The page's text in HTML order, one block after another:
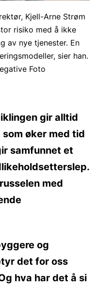
Kjell-Arne Strøm
risiko med å ikke
av nye tjenester. En
sier han.
Foto
gir alltid
øker med tid
samfunnet et
med
og
det for oss
hva har det å si